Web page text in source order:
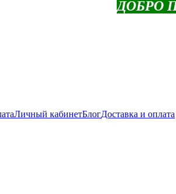
ДОБРО
Личный кабинетБлогДоставка и оплата